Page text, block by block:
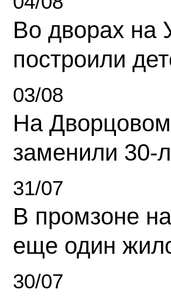
Во дворах на
построили
03/08
На
заменили 30-
31/07
В промзоне
еще один
30/07